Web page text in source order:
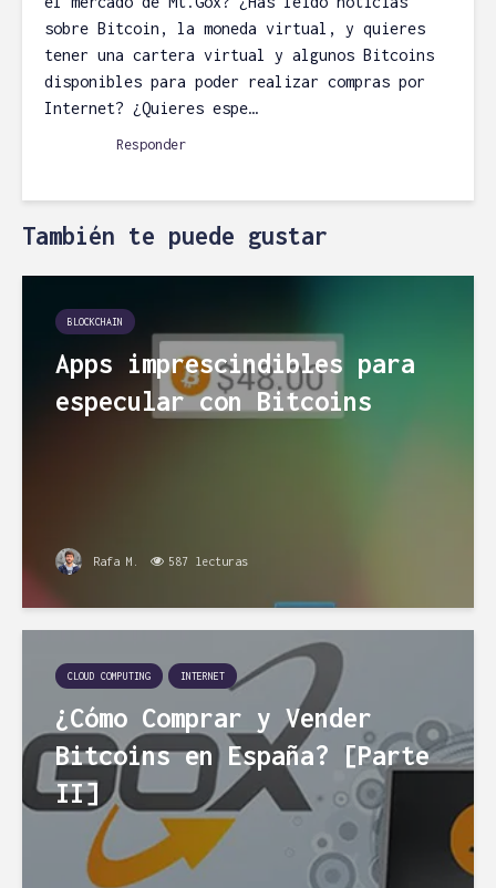
sobre Bitcoin, la moneda virtual, y quieres
tener una cartera virtual y algunos Bitcoins
disponibles para poder realizar compras por
Internet? ¿Quieres espe…
Responder
También te puede gustar
BLOCKCHAIN
Apps imprescindibles para
especular con Bitcoins
Rafa M. 587 lecturas
CLOUD COMPUTING INTERNET
¿Cómo Comprar y Vender
Bitcoins en España? [Parte
II]